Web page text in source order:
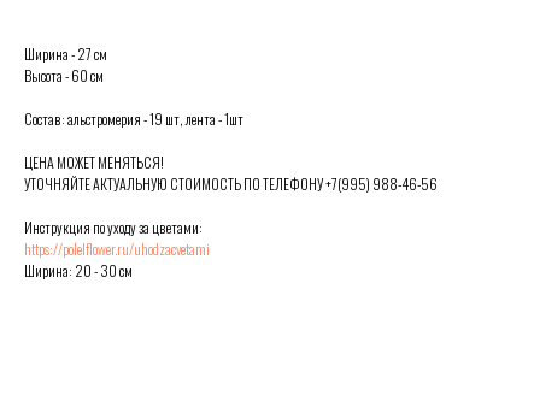
Ширина - 27 см
Высота - 60 см
Состав: альстромерия - 19 шт, лента - 1шт
ЦЕНА МОЖЕТ МЕНЯТЬСЯ!
УТОЧНЯЙТЕ АКТУАЛЬНУЮ СТОИМОСТЬ ПО ТЕЛЕФОНУ +7(995) 988-46-56
Инструкция по уходу за цветами:
https://polelflower.ru/uhodzacvetami
Ширина: 20 - 30 см